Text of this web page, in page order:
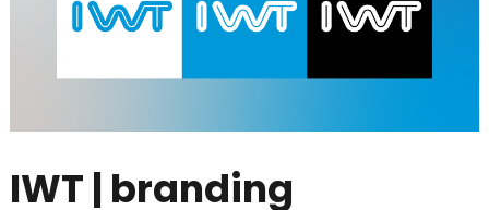
IWT | branding